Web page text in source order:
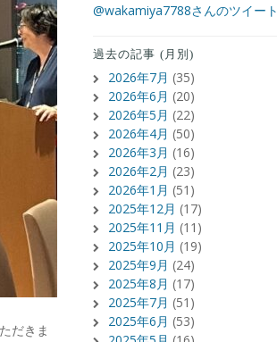
だきま
@wakamiya7788さんのツイート
過去の記事 (月別)
2026年7月 (35)
2026年6月 (20)
2026年5月 (22)
2026年4月 (50)
2026年3月 (16)
2026年2月 (23)
2026年1月 (51)
2025年12月 (17)
2025年11月 (11)
2025年10月 (19)
2025年9月 (24)
2025年8月 (17)
2025年7月 (51)
2025年6月 (53)